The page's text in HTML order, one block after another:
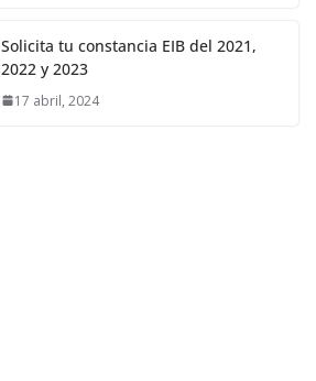
Solicita tu constancia EIB del 2021,
2022 y 2023
17 abril, 2024